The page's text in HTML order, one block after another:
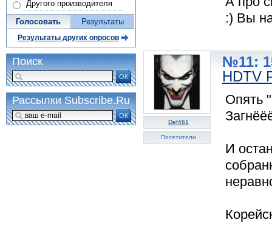
:) Вы
Def461
Посетители
№11:
HDTV
Опять
И
Другого производителя
Голосовать Результаты
Результаты других опросов
Поиск
ОК
Рассылки Subscribe.Ru
ОК